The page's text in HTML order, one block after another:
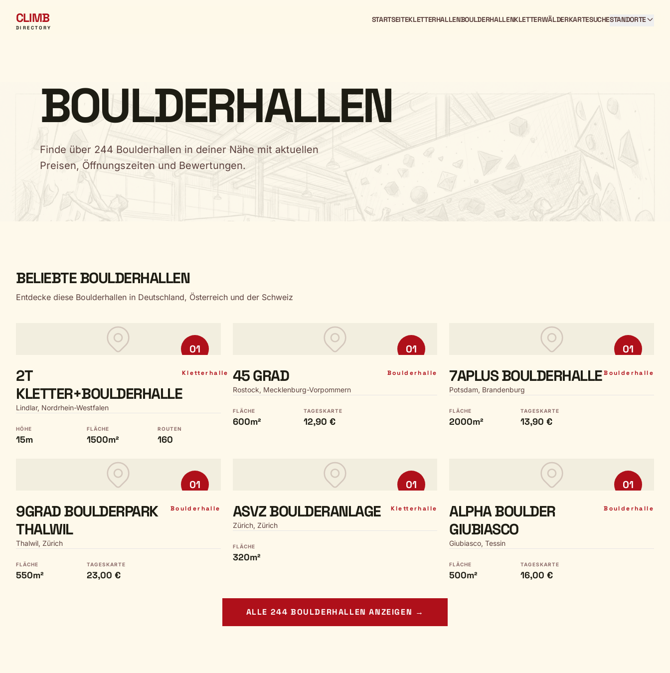
CLIMB
DIRECTORY
STARTSEITEKLETTERHALLENBOULDERHALLENKLETTERWÄLDERKARTESUCHESTANDORTE
BOULDERHALLEN
Finde über 244 Boulderhallen in deiner Nähe mit aktuellen
Preisen, Öffnungszeiten und Bewertungen.
BELIEBTE BOULDERHALLEN
Entdecke diese Boulderhallen in Deutschland, Österreich und der Schweiz
01
2T
KLETTER+BOULDERHALLE
Kletterhalle
Lindlar, Nordrhein-Westfalen
HÖHE
15m
FLÄCHE
1500m²
ROUTEN
160
01
45 GRAD Boulderhalle
Rostock, Mecklenburg-Vorpommern
FLÄCHE
600m²
TAGESKARTE
12,90 €
01
7APLUS BOULDERHALLE Boulderhalle
Potsdam, Brandenburg
FLÄCHE
2000m²
TAGESKARTE
13,90 €
01
9GRAD BOULDERPARK
THALWIL
Boulderhalle
Thalwil, Zürich
FLÄCHE
550m²
TAGESKARTE
23,00 €
01
ASVZ BOULDERANLAGE Kletterhalle
Zürich, Zürich
FLÄCHE
320m²
01
ALPHA BOULDER
GIUBIASCO
Boulderhalle
Giubiasco, Tessin
FLÄCHE
500m²
TAGESKARTE
16,00 €
ALLE 244 BOULDERHALLEN ANZEIGEN →